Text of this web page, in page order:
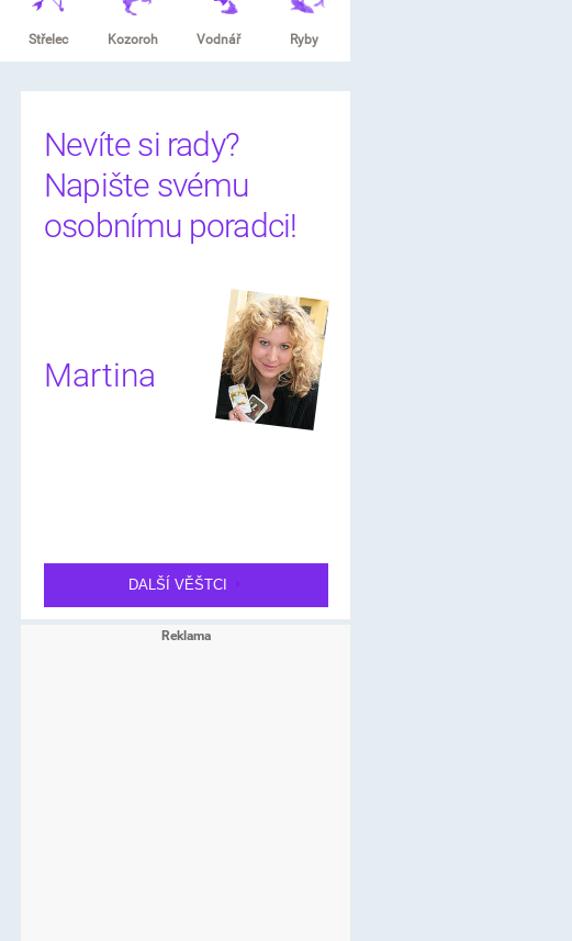
Střelec Kozoroh Vodnář Ryby
Nevíte si rady?
Napište svému
osobnímu poradci!
Martina
DALŠÍ VĚŠTCI